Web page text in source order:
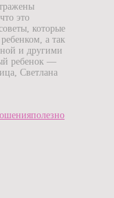
это
которые
а так
и другими
ребенок —
Светлана
полезно